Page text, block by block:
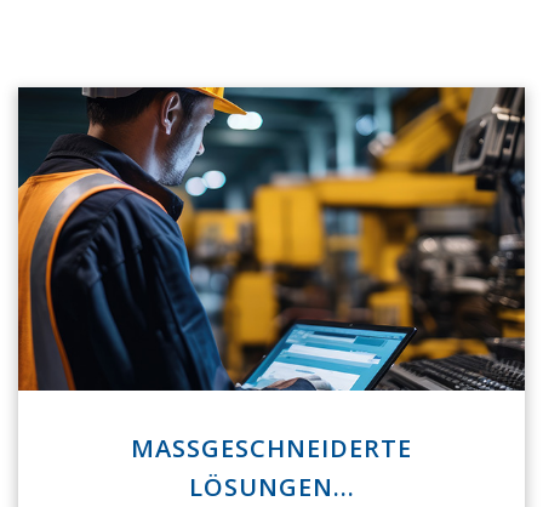
MASSGESCHNEIDERTE L
ÖSUNGEN...